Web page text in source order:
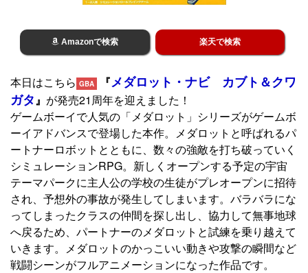
Amazonで検索 楽天で検索
本日はこちら GBA 『メダロット・ナビ カブト＆クワ
ガタ』 が発売21周年を迎えました！
ゲームボーイで人気の「メダロット」シリーズがゲームボ
ーイアドバンスで登場した本作。メダロットと呼ばれるパ
ートナーロボットとともに、数々の強敵を打ち破っていく
シミュレーションRPG。新しくオープンする予定の宇宙
テーマパークに主人公の学校の生徒がプレオープンに招待
され、予想外の事故が発生してしまいます。バラバラにな
ってしまったクラスの仲間を探し出し、協力して無事地球
へ戻るため、パートナーのメダロットと試練を乗り越えて
いきます。メダロットのかっこいい動きや攻撃の瞬間など
戦闘シーンがフルアニメーションになった作品です。